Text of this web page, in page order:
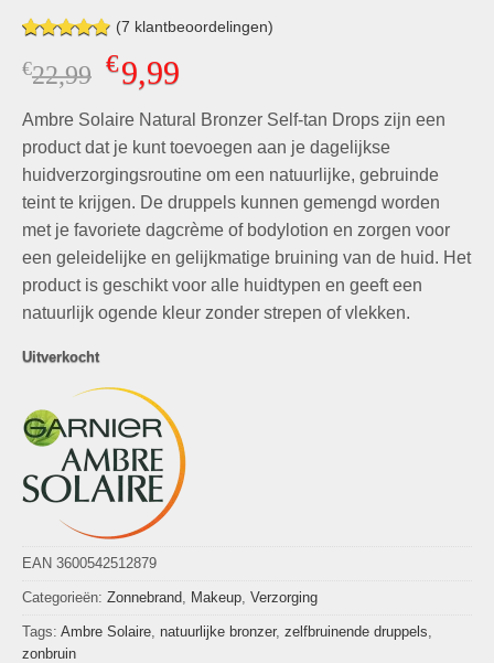
Gewaardeerd
4.86op 5
gebaseerd
waarderingen
(7 klantbeoordelingen)
€22,99 Oorspronkelijke
prijs
was:
€22,99.
€9,99Huidige
is:
€9,99.
Ambre Solaire Natural Bronzer Self-tan Drops zijn een
product dat je kunt toevoegen aan je dagelijkse
huidverzorgingsroutine om een natuurlijke, gebruinde
teint te krijgen. De druppels kunnen gemengd worden
met je favoriete dagcrème of bodylotion en zorgen voor
een geleidelijke en gelijkmatige bruining van de huid. Het
product is geschikt voor alle huidtypen en geeft een
natuurlijk ogende kleur zonder strepen of vlekken.
Uitverkocht
EAN 3600542512879
Categorieën: Zonnebrand, Makeup, Verzorging
Tags: Ambre Solaire, natuurlijke bronzer, zelfbruinende druppels,
zonbruin